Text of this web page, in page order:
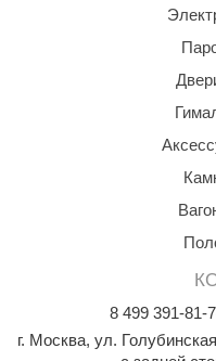
8 499 391-81-
г. Москва, ул.